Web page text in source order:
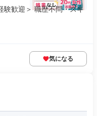
験歓迎＞ 職歴不問・スキ
気になる